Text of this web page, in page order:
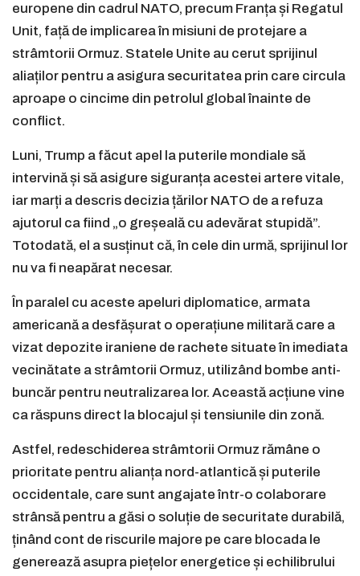
europene din cadrul NATO, precum Franța și Regatul
Unit, față de implicarea în misiuni de protejare a
strâmtorii Ormuz. Statele Unite au cerut sprijinul
aliaților pentru a asigura securitatea prin care circula
aproape o cincime din petrolul global înainte de
conflict.
Luni, Trump a făcut apel la puterile mondiale să
intervină și să asigure siguranța acestei artere vitale,
iar marți a descris decizia țărilor NATO de a refuza
ajutorul ca fiind „o greșeală cu adevărat stupidă”.
Totodată, el a susținut că, în cele din urmă, sprijinul lor
nu va fi neapărat necesar.
În paralel cu aceste apeluri diplomatice, armata
americană a desfășurat o operațiune militară care a
vizat depozite iraniene de rachete situate în imediata
vecinătate a strâmtorii Ormuz, utilizând bombe anti-
buncăr pentru neutralizarea lor. Această acțiune vine
ca răspuns direct la blocajul și tensiunile din zonă.
Astfel, redeschiderea strâmtorii Ormuz rămâne o
prioritate pentru alianța nord-atlantică și puterile
occidentale, care sunt angajate într-o colaborare
strânsă pentru a găsi o soluție de securitate durabilă,
ținând cont de riscurile majore pe care blocada le
generează asupra piețelor energetice și echilibrului